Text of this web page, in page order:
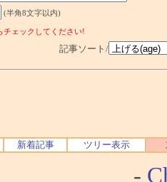
(半角8文字以内)
チェックしてください!
記事ソート/
新着記事 ツリー表示
-